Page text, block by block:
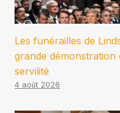
Les funérailles de
grande démonstration
servilité
4 août 2026